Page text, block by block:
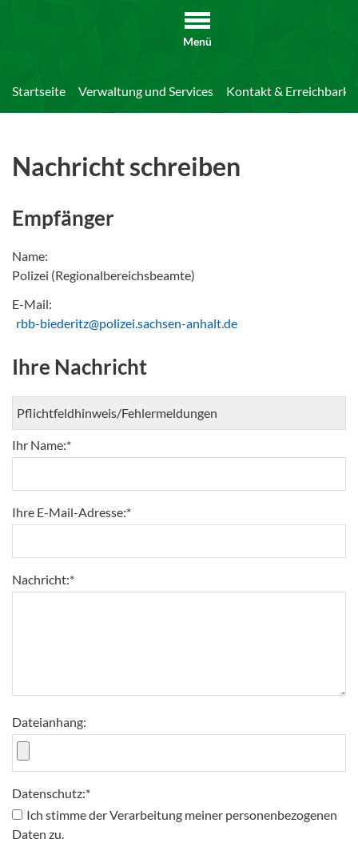
Menü
Startseite Verwaltung und Services Kontakt &
Nachricht schreiben
Empfänger
Name:
Polizei (Regionalbereichsbeamte)
E-Mail:
rbb-biederitz@polizei.sachsen-anhalt.de
Ihre Nachricht
Ihr Name:*
Ihre E-Mail-Adresse:*
Nachricht:*
Dateianhang:
Datenschutz:*
Ich stimme der Verarbeitung meiner personenbezogenen
Daten zu.